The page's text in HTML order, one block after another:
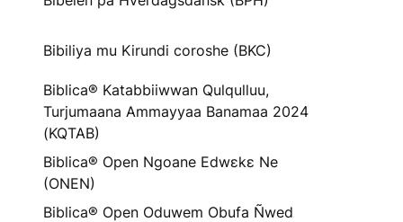
Bibiliya mu Kirundi coroshe (BKC)
Biblica® Katabbiiwwan Qulqulluu,
Turjumaana Ammayyaa Banamaa 2024
(KQTAB)
Biblica® Open Ngoane Edwɛkɛ Ne
(ONEN)
Biblica® Open Oduwem Obufa Ñwed